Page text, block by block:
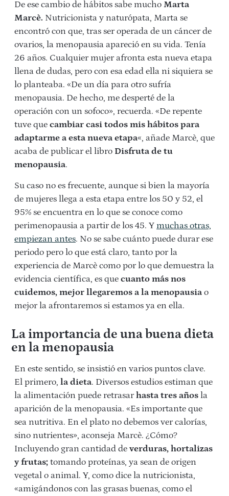
De ese cambio de hábitos sabe mucho Marta
Marcè. Nutricionista y naturópata, Marta se
encontró con que, tras ser operada de un cáncer de
ovarios, la menopausia apareció en su vida. Tenía
26 años. Cualquier mujer afronta esta nueva etapa
llena de dudas, pero con esa edad ella ni siquiera se
lo planteaba. «De un día para otro sufría
menopausia. De hecho, me desperté de la
operación con un sofoco», recuerda. «De repente
tuve que cambiar casi todos mis hábitos para
adaptarme a esta nueva etapa«, añade Marcè, que
acaba de publicar el libro Disfruta de tu
menopausia.
Su caso no es frecuente, aunque si bien la mayoría
de mujeres llega a esta etapa entre los 50 y 52, el
95% se encuentra en lo que se conoce como
perimenopausia a partir de los 45. Y muchas otras,
empiezan antes. No se sabe cuánto puede durar ese
periodo pero lo que está claro, tanto por la
experiencia de Marcè como por lo que demuestra la
evidencia científica, es que cuanto más nos
cuidemos, mejor llegaremos a la menopausia o
mejor la afrontaremos si estamos ya en ella.
La importancia de una buena dieta
en la menopausia
En este sentido, se insistió en varios puntos clave.
El primero, la dieta. Diversos estudios estiman que
la alimentación puede retrasarhasta tres años la
aparición de la menopausia. «Es importante que
sea nutritiva. En el plato no debemos ver calorías,
sino nutrientes», aconseja Marcè. ¿Cómo?
Incluyendo gran cantidad de verduras, hortalizas
y frutas; tomando proteínas, ya sean de origen
vegetal o animal. Y, como dice la nutricionista,
«amigándonos con las grasas buenas, como el